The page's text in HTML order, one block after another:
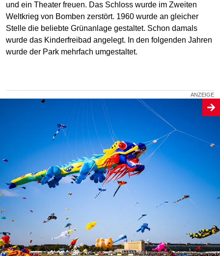
und ein Theater freuen. Das Schloss wurde im Zweiten
Weltkrieg von Bomben zerstört. 1960 wurde an gleicher
Stelle die beliebte Grünanlage gestaltet. Schon damals
wurde das Kinderfreibad angelegt. In den folgenden Jahren
wurde der Park mehrfach umgestaltet.